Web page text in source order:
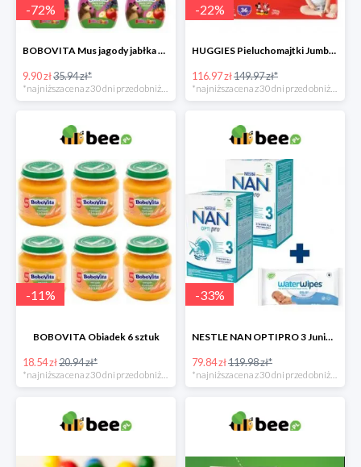
-72%
BOBOVITA Mus jagody jabłka banan 6 sztuk
9.90 zł35.94 zł*
*najniższa cena z 30 dni przed obniżką
-22%
HUGGIES Pieluchomajtki Jumbo 4 3x36szt.
116.97 zł149.97 zł*
*najniższa cena z 30 dni przed obniżką
-11%
BOBOVITA Obiadek 6 sztuk
18.54 zł20.94 zł*
-33%
NESTLE NAN OPTIPRO 3 Junior + Waterwipes Chusteczki nawilżane gratis
79.84 zł119.98 zł*